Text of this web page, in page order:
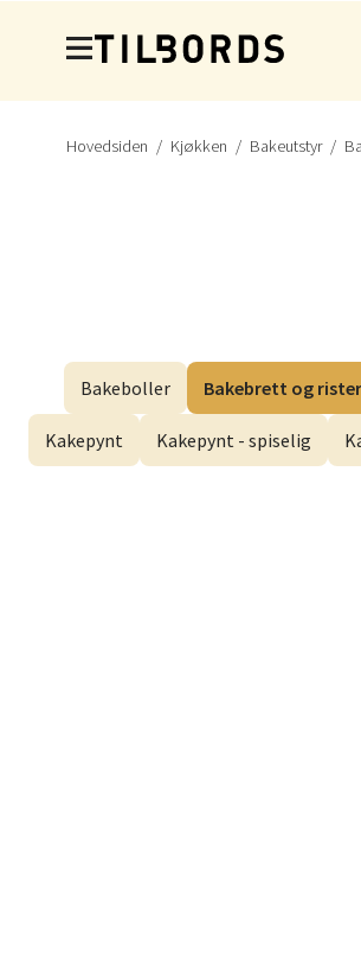
Hovedsiden Kjøkken Bakeutstyr
Bakeboller Bakebrett og rister
Kakepynt Kakepynt - spiselig